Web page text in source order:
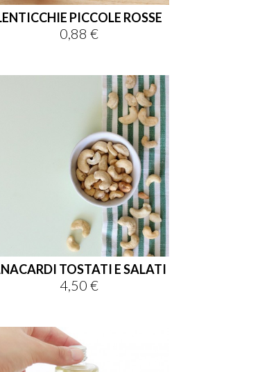
PICCOLE ROSSE
Prezzo
0,88 €
TOSTATI E SALATI
Prezzo
4,50 €